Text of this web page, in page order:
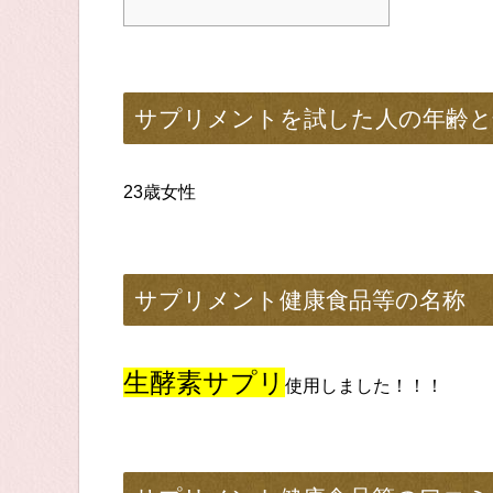
サプリメントを試した人の年齢
23歳女性
サプリメント健康食品等の名称
生酵素サプリ 使用しました！！！